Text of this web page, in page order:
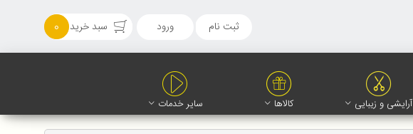
ثبت نام ورود سبد خرید 0
آرایشی و زیبایی کالاها سایر خدمات